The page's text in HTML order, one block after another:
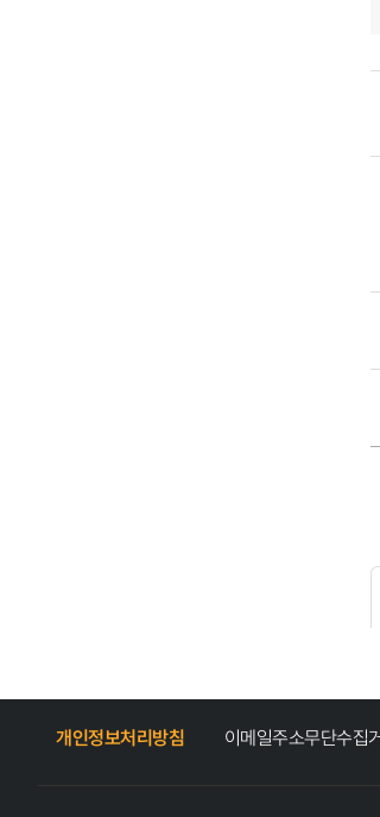
개인정보처리방침 이메일주소무단수집